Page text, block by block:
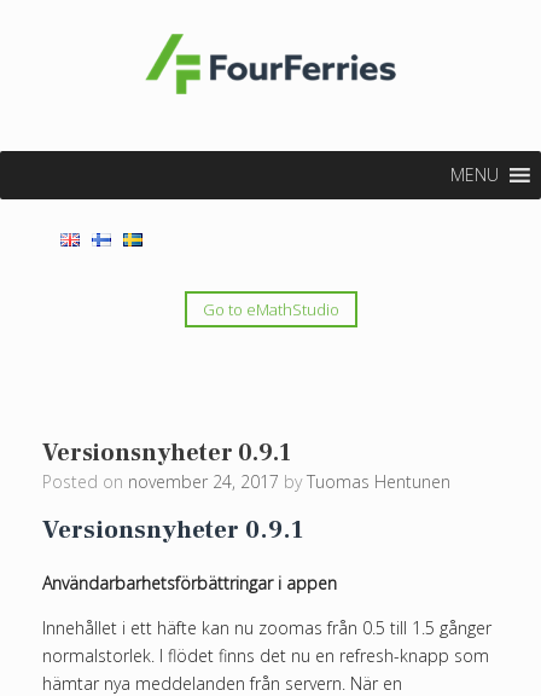
MENU
Go to eMathStudio
Versionsnyheter 0.9.1
Posted on november 24, 2017 byTuomas Hentunen
Versionsnyheter 0.9.1
Användarbarhetsförbättringar i appen
Innehållet i ett häfte kan nu zoomas från 0.5 till 1.5 gånger
normalstorlek. I flödet finns det nu en refresh-knapp som
hämtar nya meddelanden från servern. När en